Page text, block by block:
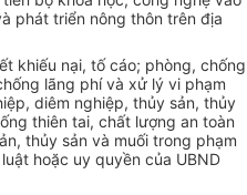
phát triển nông thôn trên địa
khiếu nại, tốcáo; phòng, chống
lãng phí và xử lý vi phạm
diêm nghiệp, thủy sản, thủy
thiên tai, chất lượng an toàn
, thủy sản và muối trong phạm
hoặc uy quyền của UBND